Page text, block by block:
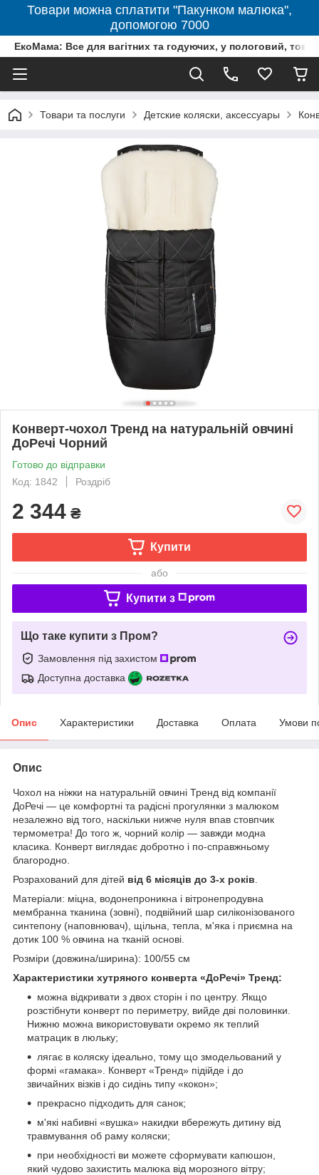
Товари можна сплатити "Пакунком малюка",
допомогою 7000
ЕкоМама: Все для вагітних та годуючих, у пологовий,
Товари та послуги Детские коляски, аксессуары
Конверт-чохол Тренд на натуральній овчині
ДоРечі Чорний
Готово до відправки
Код: 1842
Роздріб
2 344 ₴
Купити
або
Купити з
Що таке купити з Пром?
Замовлення під захистом
Доступна доставка
Опис Характеристики Доставка Оплата Умови
Опис
Чохол на ніжки на натуральній овчині Тренд від компанії
ДоРечі ― це комфортні та радісні прогулянки з малюком
незалежно від того, наскільки нижче нуля впав стовпчик
термометра! До того ж, чорний колір ― завжди модна
класика. Конверт виглядає добротно і по-справжньому
благородно.
Розрахований для дітей від 6 місяців до 3-х років
Матеріали: міцна, водонепроникна і вітронепродувна
мембранна тканина (зовні), подвійний шар силіконізованого
синтепону (наповнювач), щільна, тепла, м'яка і приємна на
дотик 100 % овчина на тканій основі.
Розміри (довжина/ширина): 100/55 см
Характеристики хутряного конверта «ДоРечі» Тренд:
можна відкривати з двох сторін і по центру. Якщо
розстібнути конверт по периметру, вийде дві половинки.
Нижню можна використовувати окремо як теплий
матрацик в люльку;
лягає в коляску ідеально, тому що змодельований у
формі «гамака». Конверт «Тренд» підійде і до
звичайних візків і до сидінь типу «кокон»;
прекрасно підходить для санок;
м'які набивні «вушка» накидки вбережуть дитину від
травмування об раму коляски;
при необхідності ви можете сформувати капюшон,
який чудово захистить малюка від морозного вітру;